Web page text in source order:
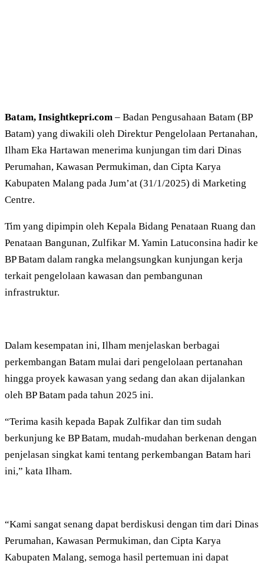
Batam, Insightkepri.com – Badan Pengusahaan Batam (BP
Batam) yang diwakili oleh Direktur Pengelolaan Pertanahan,
Ilham Eka Hartawan menerima kunjungan tim dari Dinas
Perumahan, Kawasan Permukiman, dan Cipta Karya
Kabupaten Malang pada Jum’at (31/1/2025) di Marketing
Centre.
Tim yang dipimpin oleh Kepala Bidang Penataan Ruang dan
Penataan Bangunan, Zulfikar M. Yamin Latuconsina hadir ke
BP Batam dalam rangka melangsungkan kunjungan kerja
terkait pengelolaan kawasan dan pembangunan
infrastruktur.
Dalam kesempatan ini, Ilham menjelaskan berbagai
perkembangan Batam mulai dari pengelolaan pertanahan
hingga proyek kawasan yang sedang dan akan dijalankan
oleh BP Batam pada tahun 2025 ini.
“Terima kasih kepada Bapak Zulfikar dan tim sudah
berkunjung ke BP Batam, mudah-mudahan berkenan dengan
penjelasan singkat kami tentang perkembangan Batam hari
ini,” kata Ilham.
“Kami sangat senang dapat berdiskusi dengan tim dari Dinas
Perumahan, Kawasan Permukiman, dan Cipta Karya
Kabupaten Malang, semoga hasil pertemuan ini dapat